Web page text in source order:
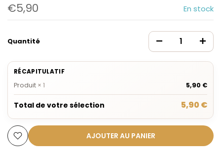
€5,90 En stock
Quantité
RÉCAPITULATIF
Produit × 1 5,90 €
Total de votre sélection 5,90 €
AJOUTER AU PANIER